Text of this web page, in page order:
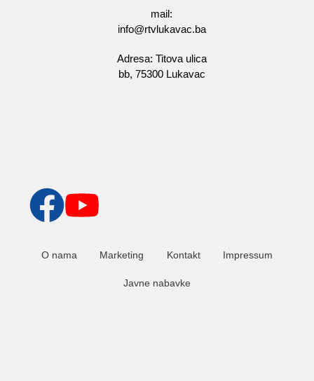
mail:
info@rtvlukavac.ba
Adresa: Titova ulica
bb, 75300 Lukavac
O nama Marketing Kontakt Impressum
Javne nabavke